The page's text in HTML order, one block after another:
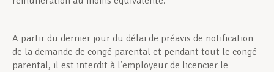
Devenir Membre
A partir du dernier jour du délai de préavis de notification
de la demande de congé parental et pendant tout le congé
parental, il est interdit à l’employeur de licencier le